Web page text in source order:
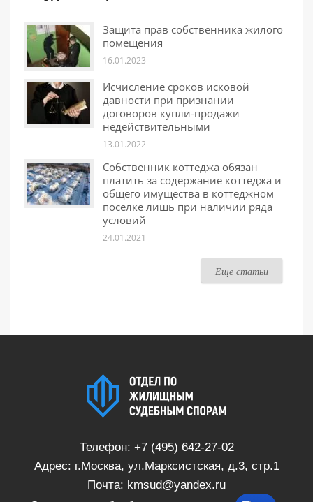
Защита прав собственника жилого
помещения
16.01.2023
Исчисление сроков исковой
давности при признании
договоров купли-продажи
недействительными
13.01.2022
Собственник коттеджа обязан
платить за содержание коттеджа и
общего имущества в коттеджном
поселке лишь при наличии ряда
условий
24.01.2021
Еще статьи
Телефон: +7 (495) 642-27-02
Адрес: г.Москва, ул.Марксистская, д.3, стр.1
Почта: kmsud@yandex.ru